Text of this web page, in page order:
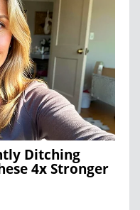
Ditching
4x Stronger